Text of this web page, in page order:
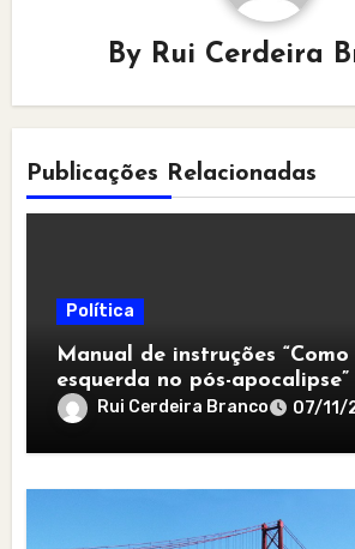
By Rui Cerdeira
Publicações Relacionadas
Política
Manual de instruções
esquerda no pós-apocalipse”
Rui Cerdeira Branco 07/11/